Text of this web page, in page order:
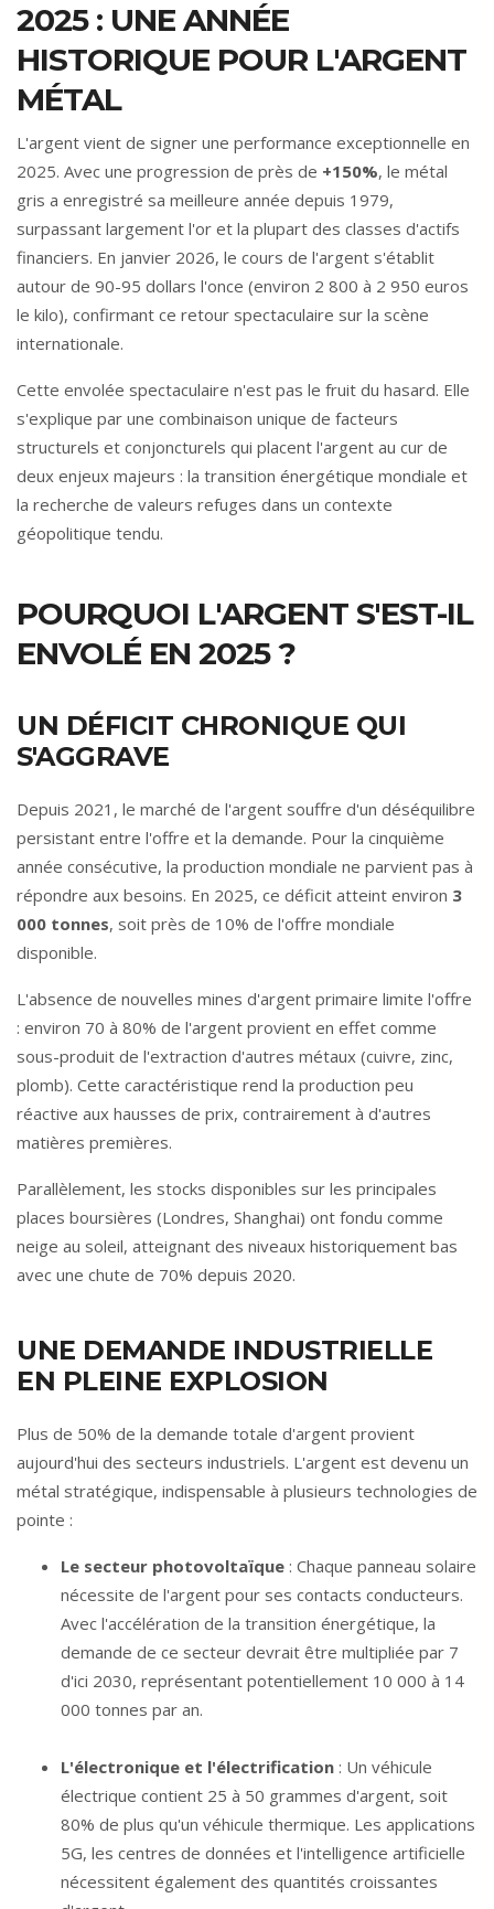
2025 : UNE ANNÉE
HISTORIQUE POUR L'ARGENT
MÉTAL
L'argent vient de signer une performance exceptionnelle en
2025. Avec une progression de près de +150%, le métal
gris a enregistré sa meilleure année depuis 1979,
surpassant largement l'or et la plupart des classes d'actifs
financiers. En janvier 2026, le cours de l'argent s'établit
autour de 90-95 dollars l'once (environ 2 800 à 2 950 euros
le kilo), confirmant ce retour spectaculaire sur la scène
internationale.
Cette envolée spectaculaire n'est pas le fruit du hasard. Elle
s'explique par une combinaison unique de facteurs
structurels et conjoncturels qui placent l'argent au cur de
deux enjeux majeurs : la transition énergétique mondiale et
la recherche de valeurs refuges dans un contexte
géopolitique tendu.
POURQUOI L'ARGENT S'EST-IL
ENVOLÉ EN 2025 ?
UN DÉFICIT CHRONIQUE QUI
S'AGGRAVE
Depuis 2021, le marché de l'argent souffre d'un déséquilibre
persistant entre l'offre et la demande. Pour la cinquième
année consécutive, la production mondiale ne parvient pas à
répondre aux besoins. En 2025, ce déficit atteint environ 3
000 tonnes, soit près de 10% de l'offre mondiale
disponible.
L'absence de nouvelles mines d'argent primaire limite l'offre
: environ 70 à 80% de l'argent provient en effet comme
sous-produit de l'extraction d'autres métaux (cuivre, zinc,
plomb). Cette caractéristique rend la production peu
réactive aux hausses de prix, contrairement à d'autres
matières premières.
Parallèlement, les stocks disponibles sur les principales
places boursières (Londres, Shanghai) ont fondu comme
neige au soleil, atteignant des niveaux historiquement bas
avec une chute de 70% depuis 2020.
UNE DEMANDE INDUSTRIELLE
EN PLEINE EXPLOSION
Plus de 50% de la demande totale d'argent provient
aujourd'hui des secteurs industriels. L'argent est devenu un
métal stratégique, indispensable à plusieurs technologies de
pointe :
Le secteur photovoltaïque : Chaque panneau solaire
nécessite de l'argent pour ses contacts conducteurs.
Avec l'accélération de la transition énergétique, la
demande de ce secteur devrait être multipliée par 7
d'ici 2030, représentant potentiellement 10 000 à 14
000 tonnes par an.
L'électronique et l'électrification : Un véhicule
électrique contient 25 à 50 grammes d'argent, soit
80% de plus qu'un véhicule thermique. Les applications
5G, les centres de données et l'intelligence artificielle
nécessitent également des quantités croissantes